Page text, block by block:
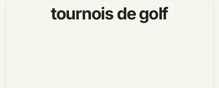
tournois de golf